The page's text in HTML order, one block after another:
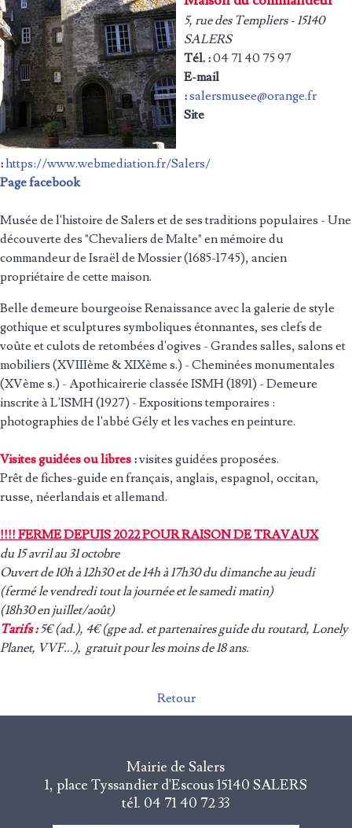
5, rue des Templiers - 15140
SALERS
Tél. :04 71 40 75 97
E-mail
:salersmusee@orange.fr
Site
:https://www.webmediation.fr/Salers/
Page facebook
Musée de l'histoire de Salers et de ses traditions populaires - Une
découverte des "Chevaliers de Malte" en mémoire du
commandeur de Israël de Mossier (1685-1745), ancien
propriétaire de cette maison.
Belle demeure bourgeoise Renaissance avec la galerie de style
gothique et sculptures symboliques étonnantes, ses clefs de
voûte et culots de retombées d'ogives - Grandes salles, salons et
mobiliers (XVIIIème & XIXème s.) - Cheminées monumentales
(XVème s.) - Apothicairerie classée ISMH (1891) - Demeure
inscrite à L'ISMH (1927) - Expositions temporaires :
photographies de l'abbé Gély et les vaches en peinture.
Visites guidées ou libres :visites guidées proposées.
Prêt de fiches-guide en français, anglais, espagnol, occitan,
russe, néerlandais et allemand.
!!!! FERME DEPUIS 2022 POUR RAISON DE TRAVAUX
du 15 avril au 31 octobre
Ouvert de 10h à 12h30 et de 14h à 17h30 du dimanche au jeudi
(fermé le vendredi tout la journée et le samedi matin)
(18h30 en juillet/août)
Tarifs : 5€ (ad.), 4€ (gpe ad. et partenaires guide du routard, Lonely
Planet, VVF...), gratuit pour les moins de 18 ans.
Retour
Mairie de Salers
1, place Tyssandier d'Escous15140 SALERS
tél. 04 71 40 72 33